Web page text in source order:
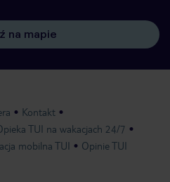
na mapie
Kontakt
TUI na wakacjach 24/7
mobilna TUI Opinie TUI